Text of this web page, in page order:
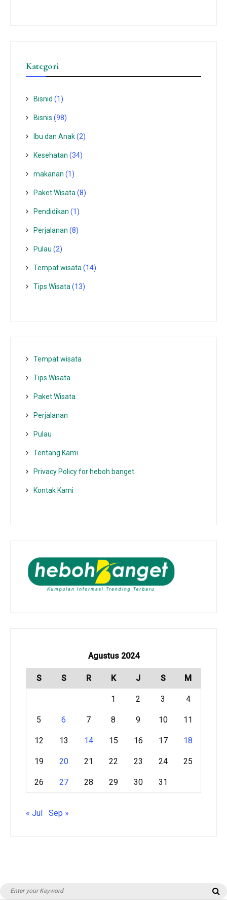
Kategori
Bisnid (1)
Bisnis (98)
Ibu dan Anak(2)
Kesehatan (34)
makanan (1)
Paket Wisata(8)
Pendidikan (1)
Perjalanan (8)
Pulau (2)
Tempat wisata‎(14)
Tips Wisata(13)
Tempat wisata‎
Tips Wisata
Paket Wisata
Perjalanan
Pulau
Tentang Kami
Privacy Policy for heboh banget
Kontak Kami
Agustus 2024
S S R K J S M
1 2 3 4
5 6 7 8 9 10 11
12 13 14 15 16 17 18
19 20 21 22 23 24 25
26 27 28 29 30 31
« Jul Sep »
Search